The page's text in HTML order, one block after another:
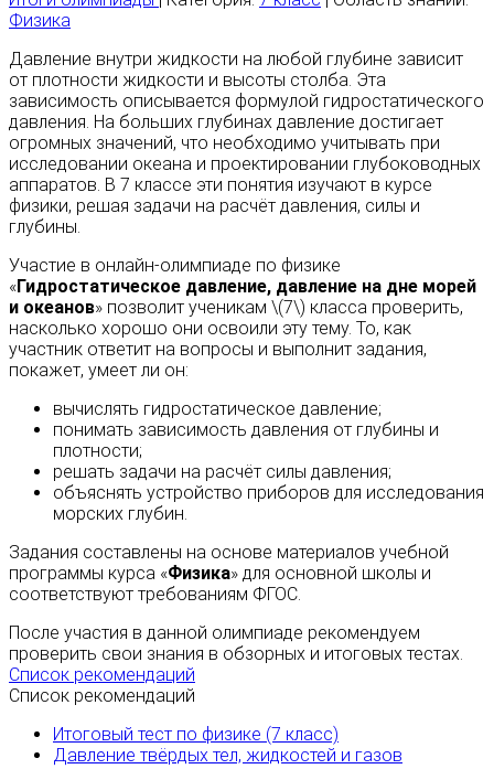
Физика
Давление внутри жидкости на любой глубине зависит
от плотности жидкости и высоты столба. Эта
зависимость описывается формулой гидростатического
давления. На больших глубинах давление достигает
огромных значений, что необходимо учитывать при
исследовании океана и проектировании глубоководных
аппаратов. В 7 классе эти понятия изучают в курсе
физики, решая задачи на расчёт давления, силы и
глубины.
Участие в онлайн-олимпиаде по физике
«Гидростатическое давление, давление на дне морей
и океанов» позволит ученикам \(7\) класса проверить,
насколько хорошо они освоили эту тему. То, как
участник ответит на вопросы и выполнит задания,
покажет, умеет ли он:
вычислять гидростатическое давление;
понимать зависимость давления от глубины и
плотности;
решать задачи на расчёт силы давления;
объяснять устройство приборов для исследования
морских глубин.
Задания составлены на основе материалов учебной
программы курса «Физика» для основной школы и
соответствуют требованиям ФГОС.
После участия в данной олимпиаде рекомендуем
проверить свои знания в обзорных и итоговых тестах.
Список рекомендаций
Список рекомендаций
Итоговый тест по физике (7 класс)
Давление твёрдых тел, жидкостей и газов